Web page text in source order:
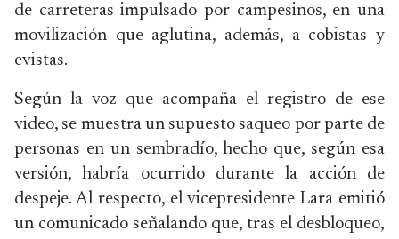
de carreteras impulsado por campesinos, en una
movilización que aglutina, además, a cobistas y
evistas.
Según la voz que acompaña el registro de ese
video, se muestra un supuesto saqueo por parte de
personas en un sembradío, hecho que, según esa
versión, habría ocurrido durante la acción de
despeje. Al respecto, el vicepresidente Lara emitió
un comunicado señalando que, tras el desbloqueo,